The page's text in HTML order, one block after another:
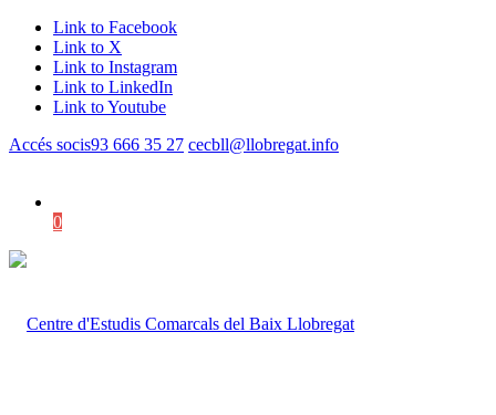
Link to Facebook
Link to X
Link to Instagram
Link to LinkedIn
Link to Youtube
Accés socis93 666 35 27 cecbll@llobregat.info
0